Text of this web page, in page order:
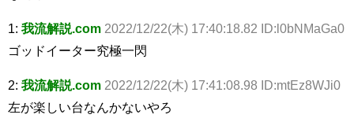
1: 我流解説.com 2022/12/22(木) 17:40:18.82 ID:l0bNMaGa0
ゴッドイーター究極一閃
2: 我流解説.com 2022/12/22(木) 17:41:08.98 ID:mtEz8WJi0
左が楽しい台なんかないやろ